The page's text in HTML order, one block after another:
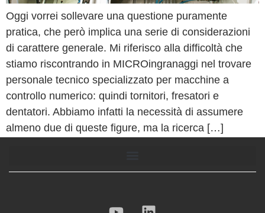
Oggi vorrei sollevare una questione puramente
pratica, che però implica una serie di considerazioni
di carattere generale. Mi riferisco alla difficoltà che
stiamo riscontrando in MICROingranaggi nel trovare
personale tecnico specializzato per macchine a
controllo numerico: quindi tornitori, fresatori e
dentatori. Abbiamo infatti la necessità di assumere
almeno due di queste figure, ma la ricerca […]